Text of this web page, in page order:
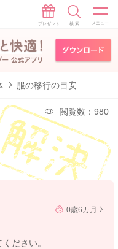
服の移行の目安
閲覧数：980
0歳6カ月
ださい。